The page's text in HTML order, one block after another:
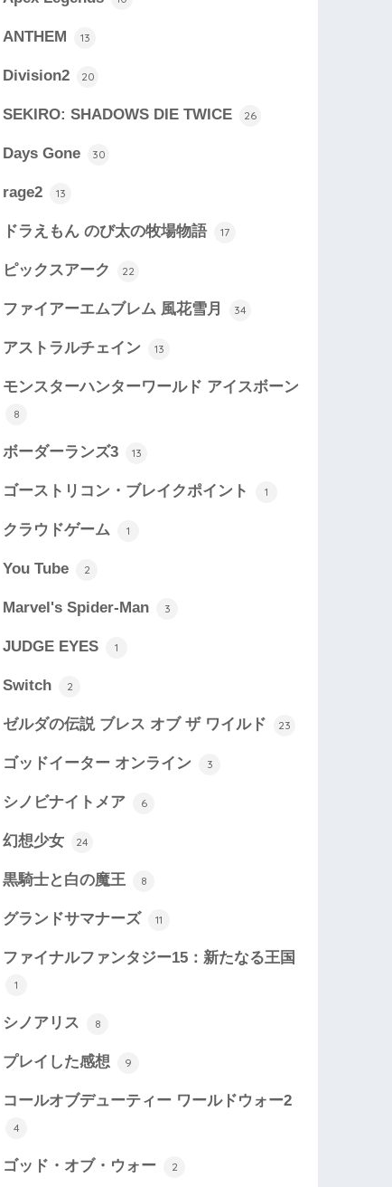
ANTHEM 13
Division2 20
SEKIRO: SHADOWS DIE TWICE 26
Days Gone 30
rage2 13
ドラえもん のび太の牧場物語 17
ピックスアーク 22
ファイアーエムブレム 風花雪月 34
アストラルチェイン 13
モンスターハンターワールド アイスボーン
8
ボーダーランズ3 13
ゴーストリコン・ブレイクポイント 1
クラウドゲーム 1
You Tube 2
Marvel's Spider-Man 3
JUDGE EYES 1
Switch 2
ゼルダの伝説 ブレス オブ ザ ワイルド 23
ゴッドイーター オンライン 3
シノビナイトメア 6
幻想少女 24
黒騎士と白の魔王 8
グランドサマナーズ 11
ファイナルファンタジー15：新たなる王国
1
シノアリス 8
プレイした感想 9
コールオブデューティー ワールドウォー2
4
ゴッド・オブ・ウォー 2